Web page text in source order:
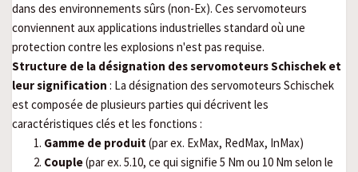
dans des environnements sûrs (non-Ex). Ces servomoteurs
conviennent aux applications industrielles standard où une
protection contre les explosions n'est pas requise.
Structure de la désignation des servomoteurs Schischek et
leur signification : La désignation des servomoteurs Schischek
est composée de plusieurs parties qui décrivent les
caractéristiques clés et les fonctions :
Gamme de produit(par ex. ExMax, RedMax, InMax)
Couple(par ex. 5.10, ce qui signifie 5 Nm ou 10 Nm selon le